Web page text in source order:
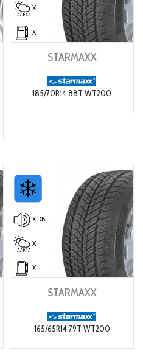
X
X
STARMAXX
185/70R14 88T WT200
X DB
X
X
STARMAXX
165/65R14 79T WT200